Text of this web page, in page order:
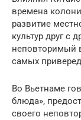
времена
развитие
культур друг с
неповторимый
самых
Во Вьетнаме
блюда»,
своего